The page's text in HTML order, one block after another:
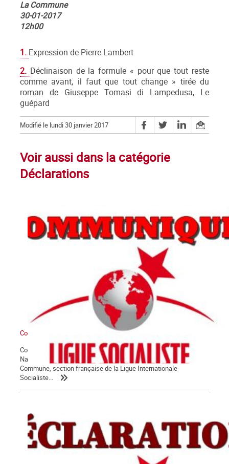
La Commune
30-01-2017
12h00
1. Expression de Pierre Lambert
2. Déclinaison de la formule « pour que tout reste
comme avant, il faut que tout change » tirée du
roman de Giuseppe Tomasi di Lampedusa, Le
guépard
Modifié le lundi 30 janvier 2017
Voir aussi dans la catégorie
Déclarations
Communiqué du groupe La Commune
Conformément à ses statuts, et sur proposition de son Comité
National, l’assemblée générale des militant.e.s du groupe La
Commune, section française de la Ligue Internationale
Socialiste...